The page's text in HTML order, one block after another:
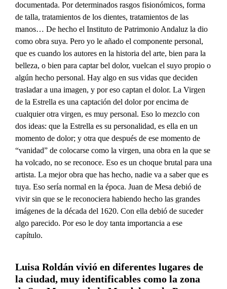
documentada. Por determinados rasgos fisionómicos, forma
de talla, tratamientos de los dientes, tratamientos de las
manos… De hecho el Instituto de Patrimonio Andaluz la dio
como obra suya. Pero yo le añado el componente personal,
que es cuando los autores en la historia del arte, bien para la
belleza, o bien para captar bel dolor, vuelcan el suyo propio o
algún hecho personal. Hay algo en sus vidas que deciden
trasladar a una imagen, y por eso captan el dolor. La Virgen
de la Estrella es una captación del dolor por encima de
cualquier otra virgen, es muy personal. Eso lo mezclo con
dos ideas: que la Estrella es su personalidad, es ella en un
momento de dolor; y otra que después de ese momento de
“vanidad” de colocarse como la virgen, una obra en la que se
ha volcado, no se reconoce. Eso es un choque brutal para una
artista. La mejor obra que has hecho, nadie va a saber que es
tuya. Eso sería normal en la época. Juan de Mesa debió de
vivir sin que se le reconociera habiendo hecho las grandes
imágenes de la década del 1620. Con ella debió de suceder
algo parecido. Por eso le doy tanta importancia a ese
capítulo.
Luisa Roldán vivió en diferentes lugares de
la ciudad, muy identificables como la zona